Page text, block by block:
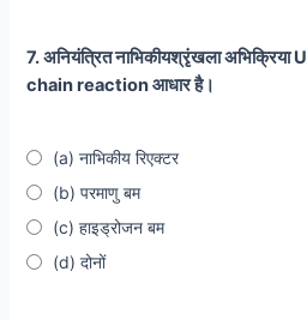
7. अनियंत्रित नाभिकीयश्रृंखला
chain reaction आधार है।
(a) नाभिकीय रिएक्टर
(b) परमाणु बम
(c) हाइड्रोजन बम
(d) दोनों